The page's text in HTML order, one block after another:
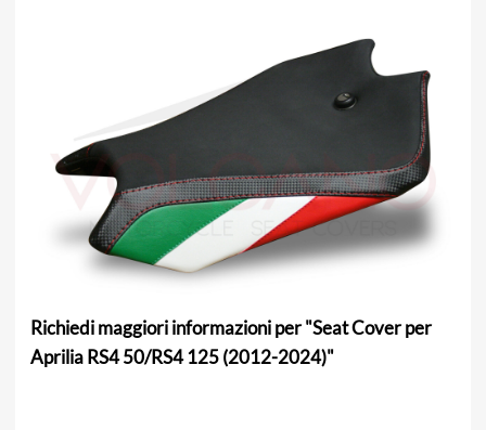
Richiedi maggiori informazioni per "Seat Cover per
Aprilia RS4 50/RS4 125 (2012-2024)"